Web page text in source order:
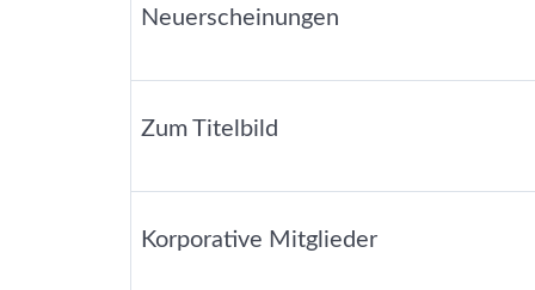
Neuerscheinungen
Zum Titelbild
Korporative Mitglieder